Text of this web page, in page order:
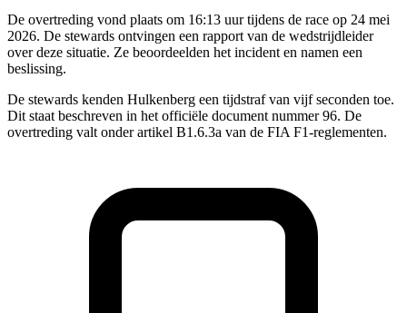
De overtreding vond plaats om 16:13 uur tijdens de race op 24 mei
2026. De stewards ontvingen een rapport van de wedstrijdleider
over deze situatie. Ze beoordeelden het incident en namen een
beslissing.
De stewards kenden Hulkenberg een tijdstraf van vijf seconden toe.
Dit staat beschreven in het officiële document nummer 96. De
overtreding valt onder artikel B1.6.3a van de FIA F1-reglementen.